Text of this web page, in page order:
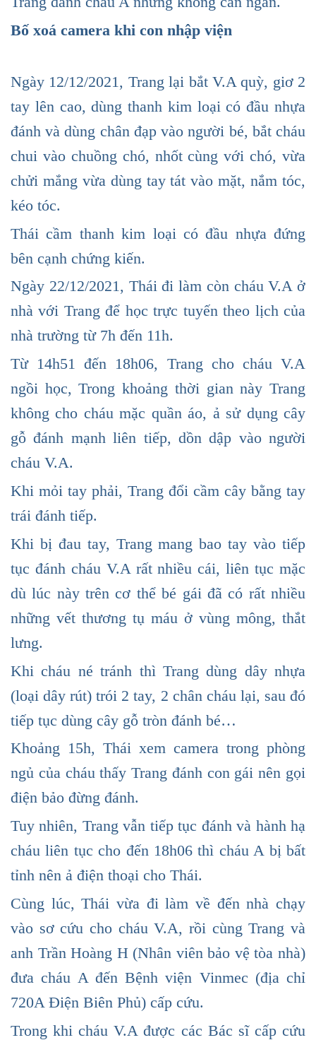
Bố xoá camera khi con nhập viện
Ngày 12/12/2021, Trang lại bắt V.A quỳ, giơ 2
tay lên cao, dùng thanh kim loại có đầu nhựa
đánh và dùng chân đạp vào người bé, bắt cháu
chui vào chuồng chó, nhốt cùng với chó, vừa
chửi mắng vừa dùng tay tát vào mặt, nắm tóc,
kéo tóc.
Thái cầm thanh kim loại có đầu nhựa đứng
bên cạnh chứng kiến.
Ngày 22/12/2021, Thái đi làm còn cháu V.A ở
nhà với Trang để học trực tuyến theo lịch của
nhà trường từ 7h đến 11h.
Từ 14h51 đến 18h06, Trang cho cháu V.A
ngồi học, Trong khoảng thời gian này Trang
không cho cháu mặc quần áo, ả sử dụng cây
gỗ đánh mạnh liên tiếp, dồn dập vào người
cháu V.A.
Khi mỏi tay phải, Trang đổi cầm cây bằng tay
trái đánh tiếp.
Khi bị đau tay, Trang mang bao tay vào tiếp
tục đánh cháu V.A rất nhiều cái, liên tục mặc
dù lúc này trên cơ thể bé gái đã có rất nhiều
những vết thương tụ máu ở vùng mông, thắt
lưng.
Khi cháu né tránh thì Trang dùng dây nhựa
(loại dây rút) trói 2 tay, 2 chân cháu lại, sau đó
tiếp tục dùng cây gỗ tròn đánh bé…
Khoảng 15h, Thái xem camera trong phòng
ngủ của cháu thấy Trang đánh con gái nên gọi
điện bảo đừng đánh.
Tuy nhiên, Trang vẫn tiếp tục đánh và hành hạ
cháu liên tục cho đến 18h06 thì cháu A bị bất
tỉnh nên ả điện thoại cho Thái.
Cùng lúc, Thái vừa đi làm về đến nhà chạy
vào sơ cứu cho cháu V.A, rồi cùng Trang và
anh Trần Hoàng H (Nhân viên bảo vệ tòa nhà)
đưa cháu A đến Bệnh viện Vinmec (địa chỉ
720A Điện Biên Phủ) cấp cứu.
Trong khi cháu V.A được các Bác sĩ cấp cứu